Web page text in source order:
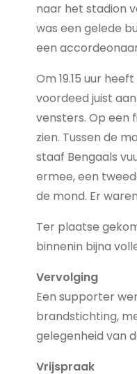
naar het stadion
was een gelede
een
Om 19.15 uur
voordeed juist
vensters. Op een
zien. Tussen de
staaf Bengaals
ermee, een
de mond. Er
Ter plaatse
binnenin bijna
Vervolging
Een supporter
brandstichting,
gelegenheid van
Vrijspraak